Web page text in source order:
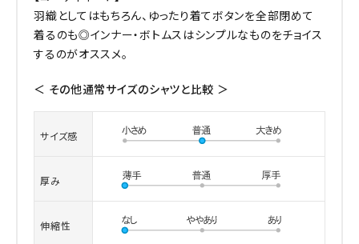
羽織としてはもちろん、ゆったり着てボタンを全部閉めて
着るのも◎インナー・ボトムスはシンプルなものをチョイス
するのがオススメ。
＜ その他通常サイズのシャツと比較 ＞
サイズ感
厚み
伸縮性